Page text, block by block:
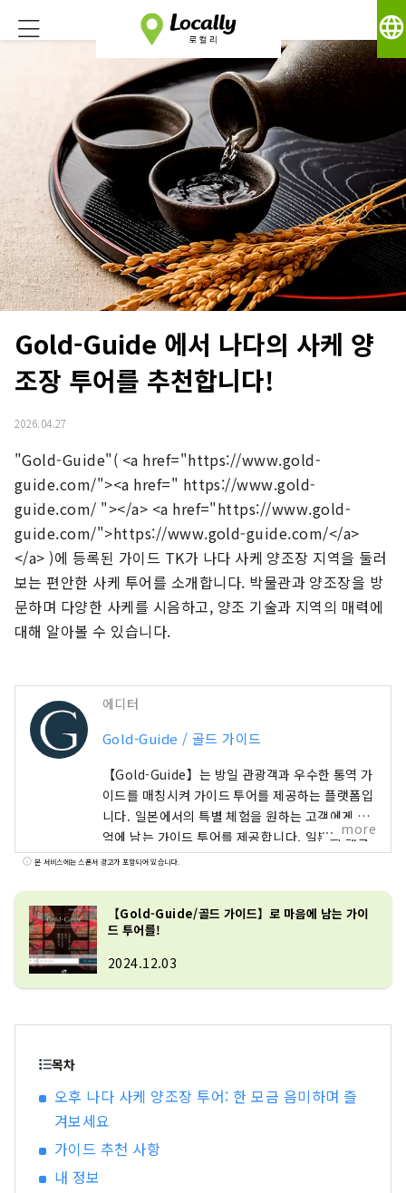
language
Gold-Guide 에서 나다의 사케 양
조장 투어를 추천합니다!
2026.04.27
"Gold-Guide"( <a href="https://www.gold-
guide.com/"><a href=" https://www.gold-
guide.com/ "></a> <a href="https://www.gold-
guide.com/">https://www.gold-guide.com/</a>
</a> )에 등록된 가이드 TK가 나다 사케 양조장 지역을 둘러
보는 편안한 사케 투어를 소개합니다. 박물관과 양조장을 방
문하며 다양한 사케를 시음하고, 양조 기술과 지역의 매력에
대해 알아볼 수 있습니다.
에디터
Gold-Guide / 골드 가이드
【Gold-Guide】는 방일 관광객과 우수한 통역 가
이드를 매칭시켜 가이드 투어를 제공하는 플랫폼입
니다. 일본에서의 특별 체험을 원하는 고객에게 추
억에 남는 가이드 투어를 제공합니다. 일본의 매력
을 전세계 여러분에게
more
본 서비스에는 스폰서 광고가 포함되어 있습니다.
【Gold-Guide/골드 가이드】로 마음에 남는 가이
드 투어를!
2024.12.03
목차
오후 나다 사케 양조장 투어: 한 모금 음미하며 즐
겨보세요
가이드 추천 사항
내 정보